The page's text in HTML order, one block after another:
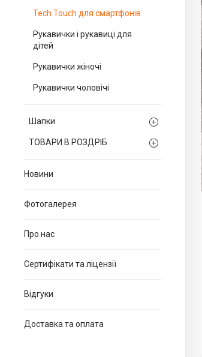
Tech Touch для смартфонів
Рукавички і рукавиці для
дітей
Рукавички жіночі
Рукавички чоловічі
Шапки
ТОВАРИ В РОЗДРІБ
Новини
Фотогалерея
Про нас
Сертифікати та ліцензії
Відгуки
Доставка та оплата